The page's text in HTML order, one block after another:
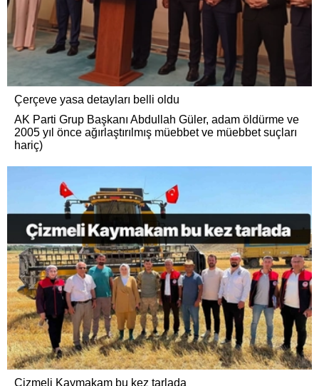
Çerçeve yasa detayları belli oldu
AK Parti Grup Başkanı Abdullah Güler, adam öldürme ve
2005 yıl önce ağırlaştırılmış müebbet ve müebbet suçları
hariç)
Çizmeli Kaymakam bu kez tarlada